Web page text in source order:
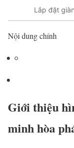
Lắp đặt
Nội dung chính
Giới thiệu
minh hòa